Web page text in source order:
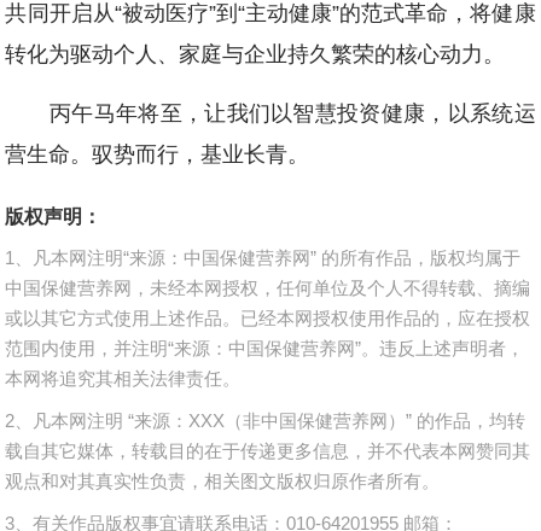
共同开启从“被动医疗”到“主动健康”的范式革命，将健康
转化为驱动个人、家庭与企业持久繁荣的核心动力。
丙午马年将至，让我们以智慧投资健康，以系统运
营生命。驭势而行，基业长青。
版权声明：
1、凡本网注明“来源：中国保健营养网” 的所有作品，版权均属于
中国保健营养网，未经本网授权，任何单位及个人不得转载、摘编
或以其它方式使用上述作品。已经本网授权使用作品的，应在授权
范围内使用，并注明“来源：中国保健营养网”。违反上述声明者，
本网将追究其相关法律责任。
2、凡本网注明 “来源：XXX（非中国保健营养网）” 的作品，均转
载自其它媒体，转载目的在于传递更多信息，并不代表本网赞同其
观点和对其真实性负责，相关图文版权归原作者所有。
3、有关作品版权事宜请联系电话：010-64201955 邮箱：